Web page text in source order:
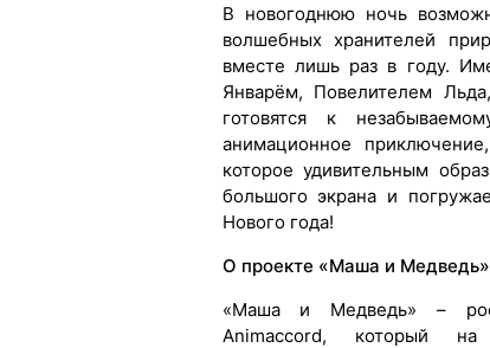
В новогоднюю ночь
волшебных хранителей
вместе лишь раз в году.
Январём, Повелителем
готовятся к
анимационное
которое удивительным
большого экрана и
Нового года!
О проекте «Маша и Медведь»
«Маша и Медведь» –
Animaccord, который